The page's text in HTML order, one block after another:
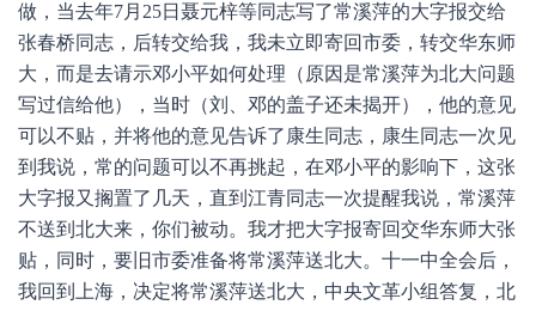
做，当去年7月25日聂元梓等同志写了常溪萍的大字报交给
张春桥同志，后转交给我，我未立即寄回市委，转交华东师
大，而是去请示邓小平如何处理（原因是常溪萍为北大问题
写过信给他），当时（刘、邓的盖子还未揭开），他的意见
可以不贴，并将他的意见告诉了康生同志，康生同志一次见
到我说，常的问题可以不再挑起，在邓小平的影响下，这张
大字报又搁置了几天，直到江青同志一次提醒我说，常溪萍
不送到北大来，你们被动。我才把大字报寄回交华东师大张
贴，同时，要旧市委准备将常溪萍送北大。十一中全会后，
我回到上海，决定将常溪萍送北大，中央文革小组答复，北